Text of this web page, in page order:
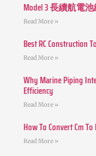
Model 3 長續航電
Read More »
Best RC Construction
Read More »
Why Marine Piping
Efficiency
Read More »
How To Convert Cm
Read More »